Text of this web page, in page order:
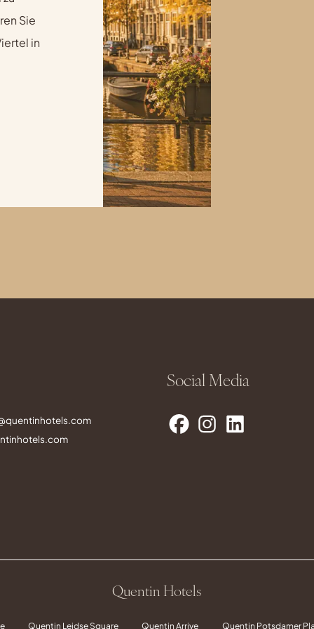
Sie
in
Social Media
Quentin Hotels
Quentin Leidse Square Quentin Arrive Quentin Potsdamer